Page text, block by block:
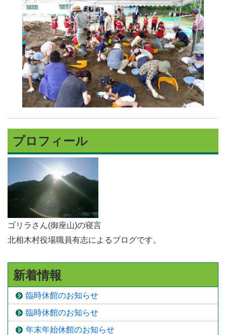
プロフィール
ゴリラさん(御座山)の寝言
北相木村役場職員有志によるブログです。
新着情報
臨時休館のお知らせ
臨時休館のお知らせ
年末年始休館のお知らせ